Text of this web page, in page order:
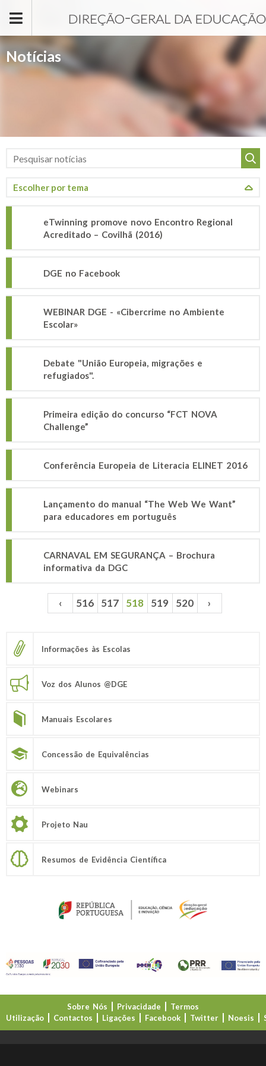
Notícias
eTwinning promove novo Encontro Regional
Acreditado – Covilhã (2016)
DGE no Facebook
WEBINAR DGE - «Cibercrime no Ambiente
Escolar»
Debate "União Europeia, migrações e
refugiados".
Primeira edição do concurso “FCT NOVA
Challenge”
Conferência Europeia de Literacia ELINET 2016
Lançamento do manual “The Web We Want”
para educadores em português
CARNAVAL EM SEGURANÇA – Brochura
informativa da DGC
Páginas ‹ 516 517 518 519 520 ›
Informações às Escolas
Voz dos Alunos @DGE
Manuais Escolares
Concessão de Equivalências
Webinars
Projeto Nau
Resumos de Evidência Científica
Sobre Nós Privacidade
Termos
Utilização
Contactos Ligações Facebook Twitter Noesis